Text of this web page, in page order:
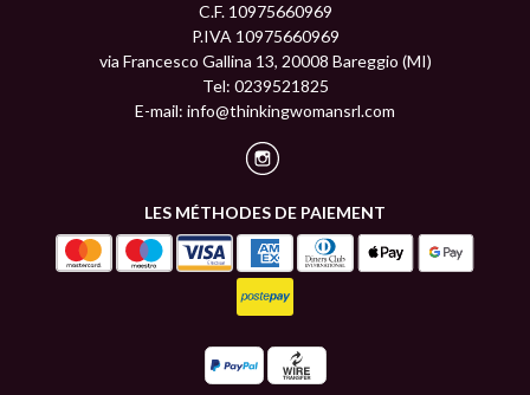
C.F. 10975660969
P.IVA 10975660969
via Francesco Gallina 13, 20008 Bareggio (MI)
Tel: 0239521825
E-mail: info@thinkingwomansrl.com
LES MÉTHODES DE PAIEMENT